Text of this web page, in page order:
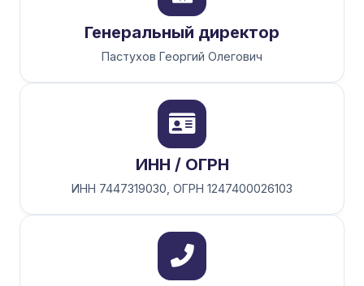
Генеральный директор
Пастухов Георгий Олегович
ИНН / ОГРН
ИНН 7447319030, ОГРН 1247400026103